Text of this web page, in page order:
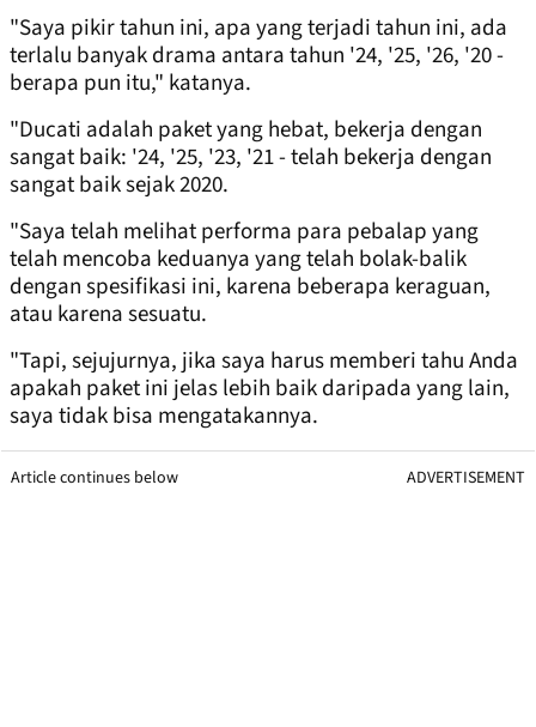
"Saya pikir tahun ini, apa yang terjadi tahun ini, ada
terlalu banyak drama antara tahun '24, '25, '26, '20 -
berapa pun itu," katanya.
"Ducati adalah paket yang hebat, bekerja dengan
sangat baik: '24, '25, '23, '21 - telah bekerja dengan
sangat baik sejak 2020.
"Saya telah melihat performa para pebalap yang
telah mencoba keduanya yang telah bolak-balik
dengan spesifikasi ini, karena beberapa keraguan,
atau karena sesuatu.
"Tapi, sejujurnya, jika saya harus memberi tahu Anda
apakah paket ini jelas lebih baik daripada yang lain,
saya tidak bisa mengatakannya.
Article continues below ADVERTISEMENT